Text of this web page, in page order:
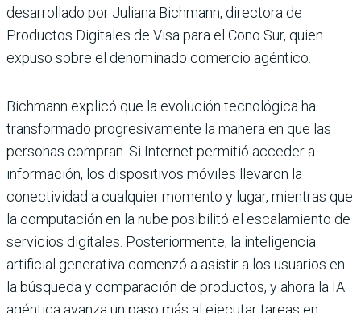
desarrollado por Juliana Bichmann, directora de
Productos Digitales de Visa para el Cono Sur, quien
expuso sobre el denominado comercio agéntico.
Bichmann explicó que la evolución tecnológica ha
transformado progresivamente la manera en que las
personas compran. Si Internet permitió acceder a
información, los dispositivos móviles llevaron la
conectividad a cualquier momento y lugar, mientras que
la computación en la nube posibilitó el escalamiento de
servicios digitales. Posteriormente, la inteligencia
artificial generativa comenzó a asistir a los usuarios en
la búsqueda y comparación de productos, y ahora la IA
agéntica avanza un paso más al ejecutar tareas en